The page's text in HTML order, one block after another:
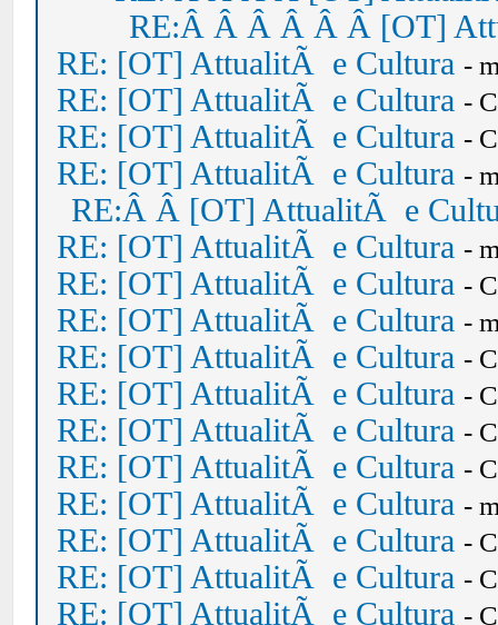
RE:Â Â Â Â Â Â [OT]
RE: [OT] AttualitÃ e Cultura -
RE: [OT] AttualitÃ e Cultura -
RE: [OT] AttualitÃ e Cultura -
RE: [OT] AttualitÃ e Cultura -
RE:Â Â [OT] AttualitÃ e
RE: [OT] AttualitÃ e Cultura -
RE: [OT] AttualitÃ e Cultura -
RE: [OT] AttualitÃ e Cultura -
RE: [OT] AttualitÃ e Cultura -
RE: [OT] AttualitÃ e Cultura -
RE: [OT] AttualitÃ e Cultura -
RE: [OT] AttualitÃ e Cultura -
RE: [OT] AttualitÃ e Cultura -
RE: [OT] AttualitÃ e Cultura -
RE: [OT] AttualitÃ e Cultura -
RE: [OT] AttualitÃ e Cultura -